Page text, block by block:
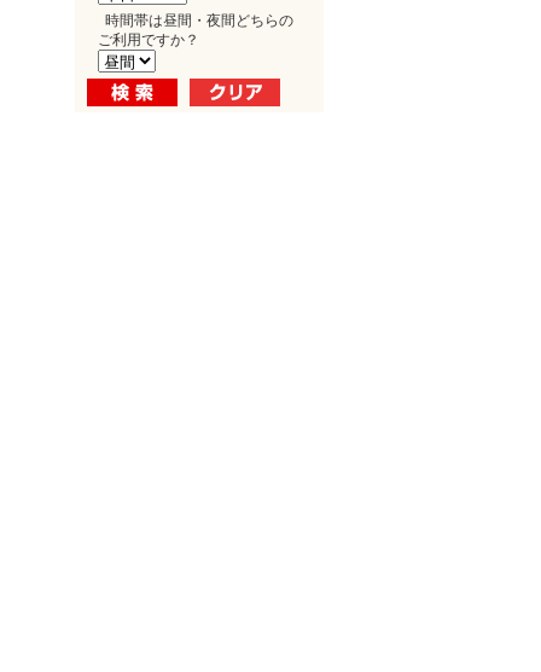
時間帯は昼間・夜間どちらの
ご利用ですか？